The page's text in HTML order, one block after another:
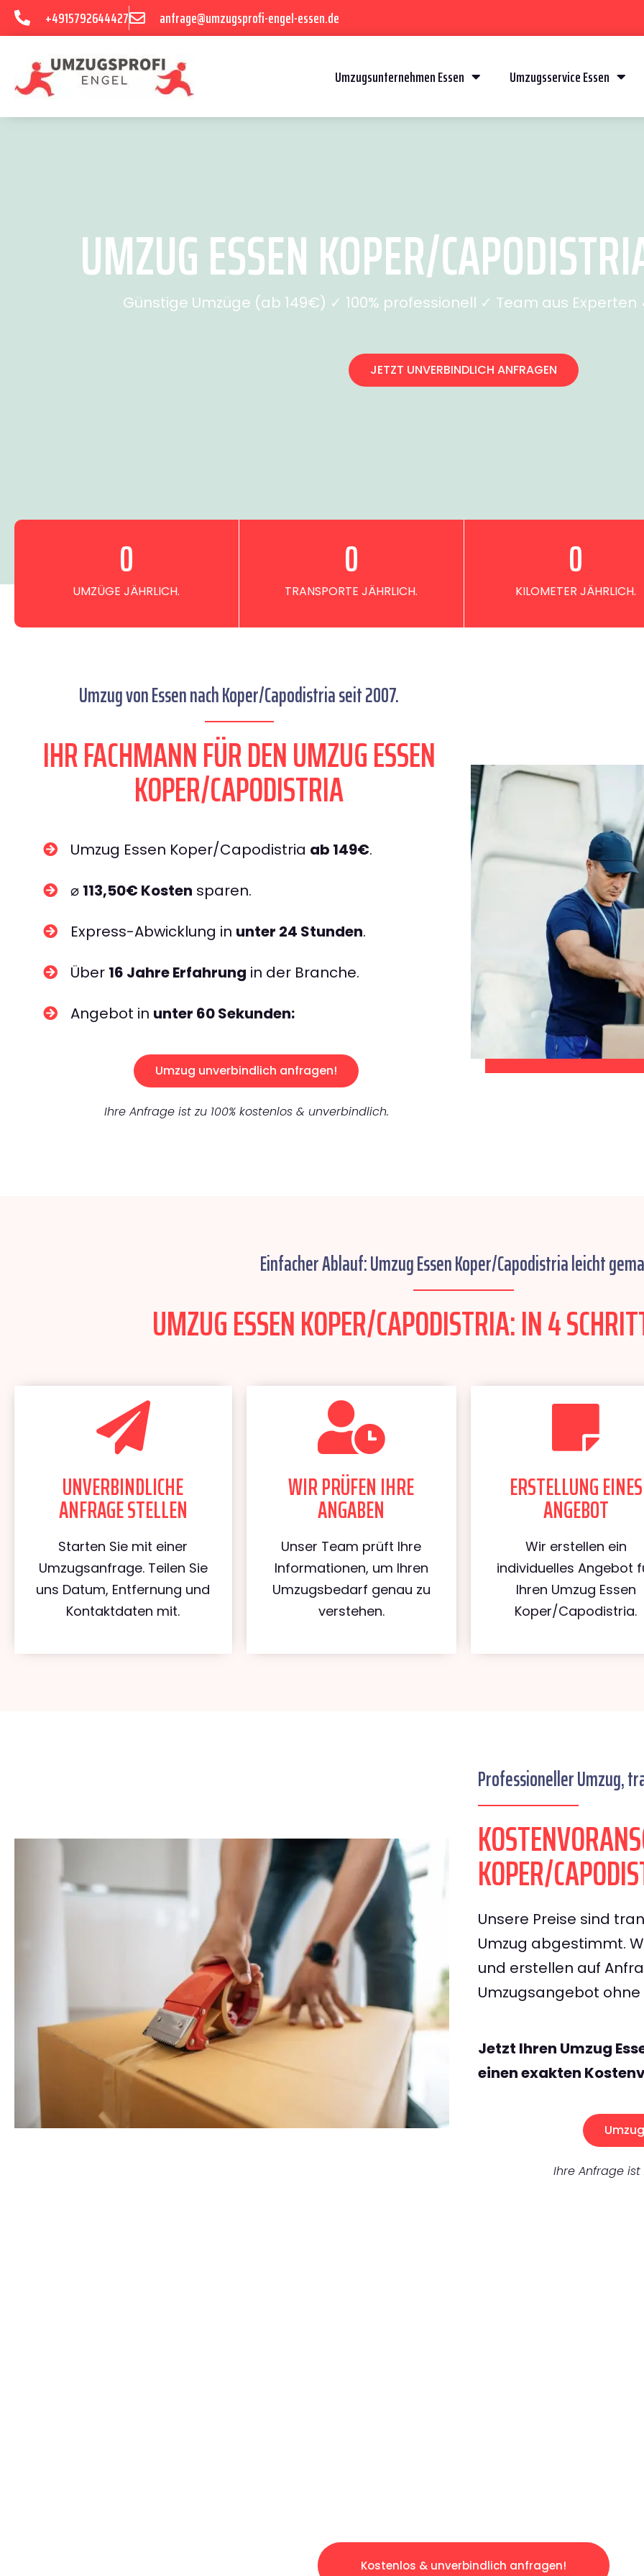
+4915792644427 anfrage@umzugsprofi-engel-essen.de
Umzugsunternehmen Essen Umzugsservice Essen
UMZUG ESSEN KOPER/
Günstige Umzüge (ab 149€) ✓ 100% professionell ✓ Team aus
JETZT UNVERBINDLICH ANFRAGEN
UMZÜGE JÄHRLICH.
0
TRANSPORTE JÄHRLICH.
0
KILOMETER JÄHRLICH.
0
Umzug von Essen nach Koper/Capodistria seit 2007.
IHR FACHMANN FÜR DEN UMZUG ESSEN
KOPER/CAPODISTRIA
Umzug Essen Koper/Capodistria ab 149€.
⌀ 113,50€ Kosten sparen.
Express-Abwicklung in unter 24 Stunden.
Über 16 Jahre Erfahrung in der Branche.
Angebot in unter 60 Sekunden:
Umzug unverbindlich anfragen!
Ihre Anfrage ist zu 100% kostenlos & unverbindlich.
Einfacher Ablauf: Umzug Essen Koper/Capodistria leicht
UMZUG ESSEN KOPER/CAPODISTRIA: IN 4
UNVERBINDLICHE
ANFRAGE STELLEN
Starten Sie mit einer
Umzugsanfrage. Teilen Sie
uns Datum, Entfernung und
Kontaktdaten mit.
WIR PRÜFEN IHRE
ANGABEN
Unser Team prüft Ihre
Informationen, um Ihren
Umzugsbedarf genau zu
verstehen.
ERSTELLUNG EINES
ANGEBOT
Wir erstellen ein
individuelles Angebot
Ihren Umzug Essen
Koper/Capodistria.
Professioneller Umzug,
KOPER/
Unsere Preise sind
Umzug abgestimmt.
und erstellen auf
Umzugsangebot
Jetzt Ihren Umzug
einen exakten
Ihre Anfrage ist
Kostenlos & unverbindlich anfragen!